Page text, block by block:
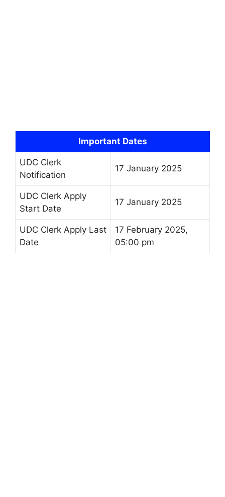
Important Dates
UDC Clerk
Notification
17 January 2025
UDC Clerk Apply
Start Date
17 January 2025
UDC Clerk Apply Last
Date
17 February 2025,
05:00 pm